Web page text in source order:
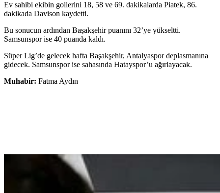
Ev sahibi ekibin gollerini 18, 58 ve 69. dakikalarda Piatek, 86.
dakikada Davison kaydetti.
Bu sonucun ardından Başakşehir puanını 32’ye yükseltti.
Samsunspor ise 40 puanda kaldı.
Süper Lig’de gelecek hafta Başakşehir, Antalyaspor deplasmanına
gidecek. Samsunspor ise sahasında Hatayspor’u ağırlayacak.
Muhabir: Fatma Aydın